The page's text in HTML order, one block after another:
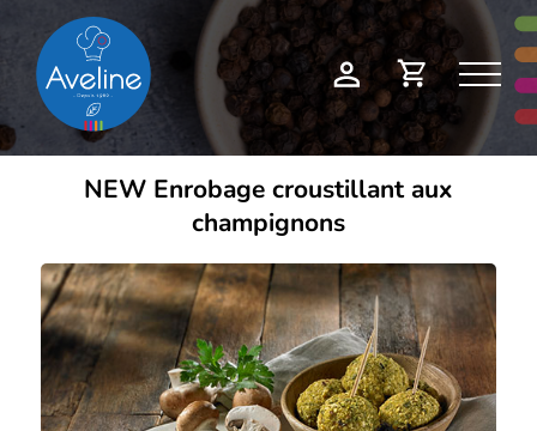
Mon
compte
Demande
de
devis
NEW Enrobage croustillant aux
champignons
Panneau de gestion des cookies